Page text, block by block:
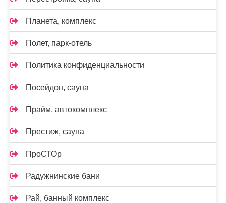
Планета, комплекс
Полет, парк-отель
Политика конфиденциальности
Посейдон, сауна
Прайм, автокомплекс
Престиж, сауна
ПроСТОр
Радужнинские бани
Рай, банный комплекс